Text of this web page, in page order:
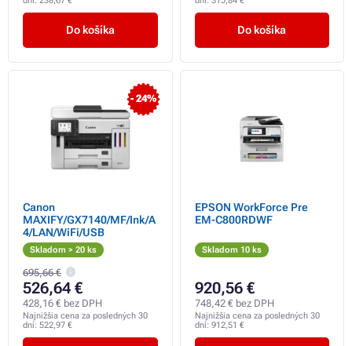
Do košíka Do košíka
- 24%
Canon
MAXIFY/GX7140/MF/Ink/A
4/LAN/WiFi/USB
Skladom > 20 ks
695,66 €
526,64 €
428,16 € bez DPH
Najnižšia cena za posledných 30
dní: 522,97 €
EPSON WorkForce Pre
EM-C800RDWF
Skladom 10 ks
920,56 €
748,42 € bez DPH
Najnižšia cena za posledných 30
dní: 912,51 €